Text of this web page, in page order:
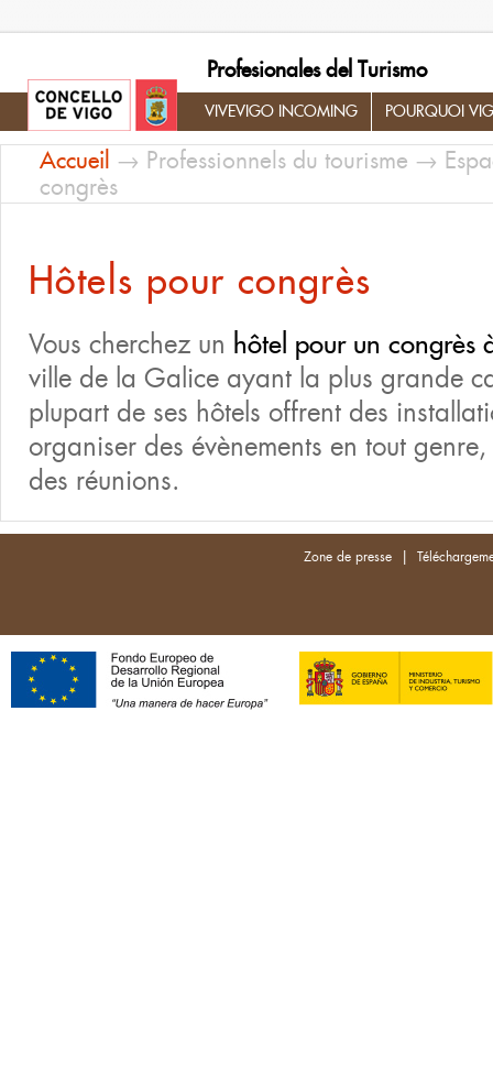
Profesionales del Turismo
VIVEVIGO INCOMING POURQUOI
Accueil → Professionnels du tourisme →
congrès
Hôtels pour congrès
Vous cherchez un hôtel pour un congrès
ville de la Galice ayant la plus grande
plupart de ses hôtels offrent des
organiser des évènements en tout
des réunions.
Zone de presse |